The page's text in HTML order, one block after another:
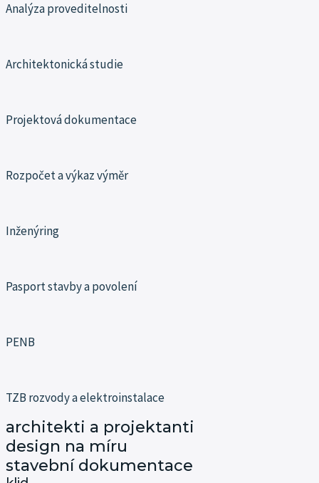
Analýza proveditelnosti
Architektonická studie
Projektová dokumentace
Rozpočet a výkaz výměr
Inženýring
Pasport stavby a povolení
PENB
TZB rozvody a elektroinstalace
architekti a projektanti
design na míru
stavební dokumentace